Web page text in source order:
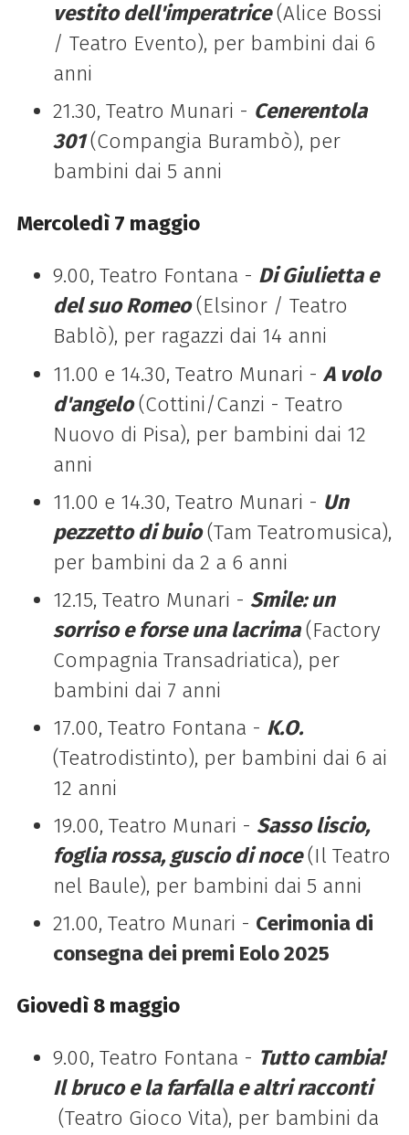
vestito dell'imperatrice(Alice Bossi
/ Teatro Evento), per bambini dai 6
anni
21.30, Teatro Munari - Cenerentola
301(Compangia Burambò), per
bambini dai 5 anni
Mercoledì 7 maggio
9.00, Teatro Fontana - Di Giulietta e
del suo Romeo(Elsinor / Teatro
Bablò), per ragazzi dai 14 anni
11.00 e 14.30, Teatro Munari - A volo
d'angelo(Cottini/Canzi - Teatro
Nuovo di Pisa), per bambini dai 12
anni
11.00 e 14.30, Teatro Munari - Un
pezzetto di buio(Tam Teatromusica),
per bambini da 2 a 6 anni
12.15, Teatro Munari - Smile: un
sorriso e forse una lacrima(Factory
Compagnia Transadriatica), per
bambini dai 7 anni
17.00, Teatro Fontana - K.O.
(Teatrodistinto), per bambini dai 6 ai
12 anni
19.00, Teatro Munari - Sasso liscio,
foglia rossa, guscio di noce(Il Teatro
nel Baule), per bambini dai 5 anni
21.00, Teatro Munari - Cerimonia di
consegna dei premi Eolo 2025
Giovedì 8 maggio
9.00, Teatro Fontana - Tutto cambia!
Il bruco e la farfalla e altri racconti
(Teatro Gioco Vita), per bambini da